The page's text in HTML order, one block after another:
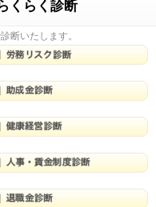
くらく診断
断いたします。